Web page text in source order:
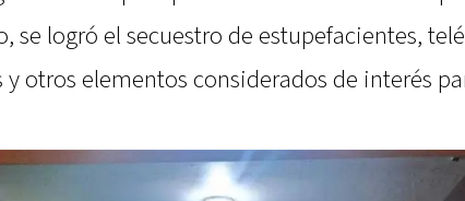
se logró el secuestro de estupefacientes,
y otros elementos considerados de interés